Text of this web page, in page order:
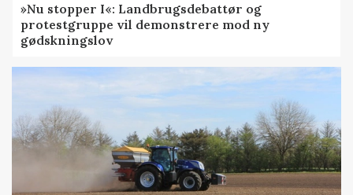
»Nu stopper I«: Landbrugsdebattør og
protestgruppe vil demonstrere mod ny
gødskningslov